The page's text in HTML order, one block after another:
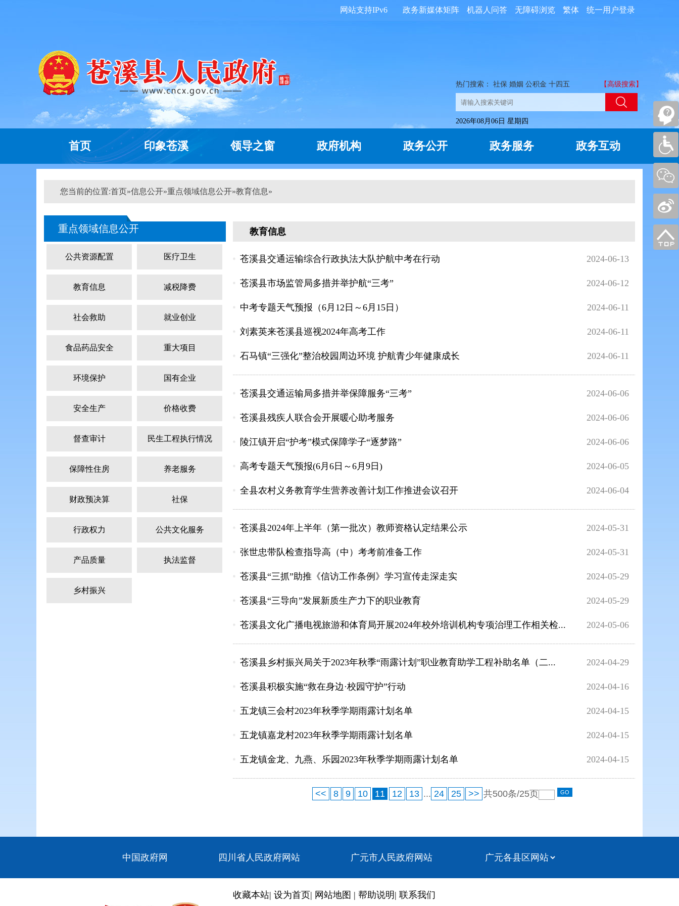
统一用户登录
繁体
无障碍浏览
机器人问答
政务新媒体矩阵
网站支持IPv6
热门搜索： 社保 婚姻 公积金 十四五 【高级搜索】
2026年08月06日 星期四
首页 印象苍溪 领导之窗 政府机构 政务公开 政务服务 政务互动
您当前的位置:首页»信息公开»重点领域信息公开»教育信息»
重点领域信息公开
公共资源配置 医疗卫生
教育信息 减税降费
社会救助 就业创业
食品药品安全 重大项目
环境保护 国有企业
安全生产 价格收费
督查审计 民生工程执行情况
保障性住房 养老服务
财政预决算 社保
行政权力 公共文化服务
产品质量 执法监督
乡村振兴
教育信息
苍溪县交通运输综合行政执法大队护航中考在行动 2024-06-13
苍溪县市场监管局多措并举护航“三考” 2024-06-12
中考专题天气预报（6月12日～6月15日） 2024-06-11
刘素英来苍溪县巡视2024年高考工作 2024-06-11
石马镇“三强化”整治校园周边环境 护航青少年健康成长 2024-06-11
苍溪县交通运输局多措并举保障服务“三考” 2024-06-06
苍溪县残疾人联合会开展暖心助考服务 2024-06-06
陵江镇开启“护考”模式保障学子“逐梦路” 2024-06-06
高考专题天气预报(6月6日～6月9日) 2024-06-05
全县农村义务教育学生营养改善计划工作推进会议召开 2024-06-04
苍溪县2024年上半年（第一批次）教师资格认定结果公示 2024-05-31
张世忠带队检查指导高（中）考考前准备工作 2024-05-31
苍溪县“三抓”助推《信访工作条例》学习宣传走深走实 2024-05-29
苍溪县“三导向”发展新质生产力下的职业教育 2024-05-29
苍溪县文化广播电视旅游和体育局开展2024年校外培训机构专项治理工作相关检... 2024-05-06
苍溪县乡村振兴局关于2023年秋季“雨露计划”职业教育助学工程补助名单（二... 2024-04-29
苍溪县积极实施“救在身边·校园守护”行动 2024-04-16
五龙镇三会村2023年秋季学期雨露计划名单 2024-04-15
五龙镇嘉龙村2023年秋季学期雨露计划名单 2024-04-15
五龙镇金龙、九燕、乐园2023年秋季学期雨露计划名单 2024-04-15
<< 8 9 10 11 12 13 ... 24 25 >> 共500条/25页
中国政府网 四川省人民政府网站 广元市人民政府网站
收藏本站| 设为首页| 网站地图 | 帮助说明 | 联系我们